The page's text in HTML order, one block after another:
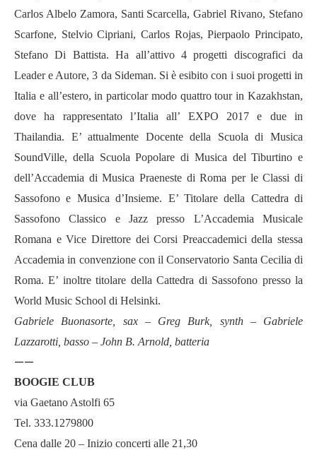
Carlos Albelo Zamora, Santi Scarcella, Gabriel Rivano, Stefano
Scarfone, Stelvio Cipriani, Carlos Rojas, Pierpaolo Principato,
Stefano Di Battista. Ha all’attivo 4 progetti discografici da
Leader e Autore, 3 da Sideman. Si è esibito con i suoi progetti in
Italia e all’estero, in particolar modo quattro tour in Kazakhstan,
dove ha rappresentato l’Italia all’ EXPO 2017 e due in
Thailandia. E’ attualmente Docente della Scuola di Musica
SoundVille, della Scuola Popolare di Musica del Tiburtino e
dell’Accademia di Musica Praeneste di Roma per le Classi di
Sassofono e Musica d’Insieme. E’ Titolare della Cattedra di
Sassofono Classico e Jazz presso L’Accademia Musicale
Romana e Vice Direttore dei Corsi Preaccademici della stessa
Accademia in convenzione con il Conservatorio Santa Cecilia di
Roma. E’ inoltre titolare della Cattedra di Sassofono presso la
World Music School di Helsinki.
Gabriele Buonasorte, sax – Greg Burk, synth – Gabriele
Lazzarotti, basso – John B. Arnold, batteria
——
BOOGIE CLUB
via Gaetano Astolfi 65
Tel. 333.1279800
Cena dalle 20 – Inizio concerti alle 21,30